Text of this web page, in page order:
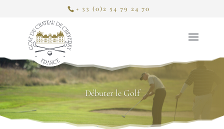
+ 33 (0)2 54 79 24 70
Débuter le Golf